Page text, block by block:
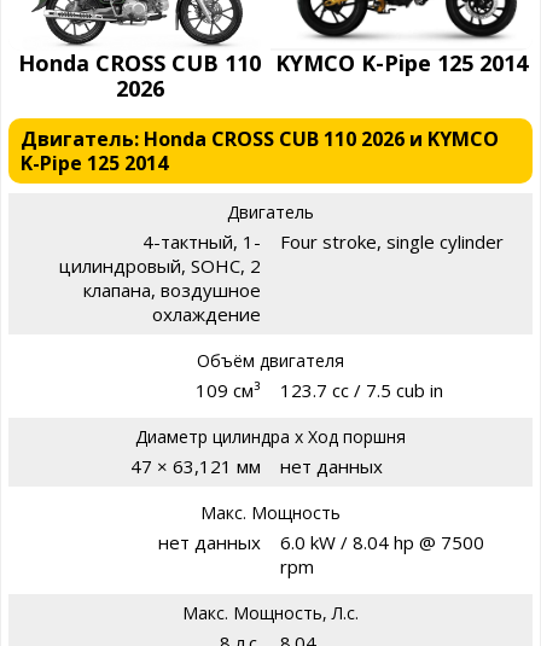
Honda CROSS CUB 110
2026
KYMCO K-Pipe 125 2014
Двигатель: Honda CROSS CUB 110 2026 и KYMCO
K-Pipe 125 2014
Двигатель
4-тактный, 1-
цилиндровый, SOHC, 2
клапана, воздушное
охлаждение
Four stroke, single cylinder
Объём двигателя
109 см³ 123.7 cc / 7.5 cub in
Диаметр цилиндра х Ход поршня
47 × 63,121 мм нет данных
Макс. Мощность
нет данных
6.0 kW / 8.04 hp @ 7500
rpm
Макс. Мощность, Л.с.